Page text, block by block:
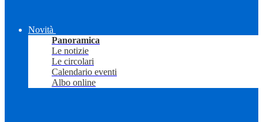
Novità
Panoramica
Le notizie
Le circolari
Calendario eventi
Albo online